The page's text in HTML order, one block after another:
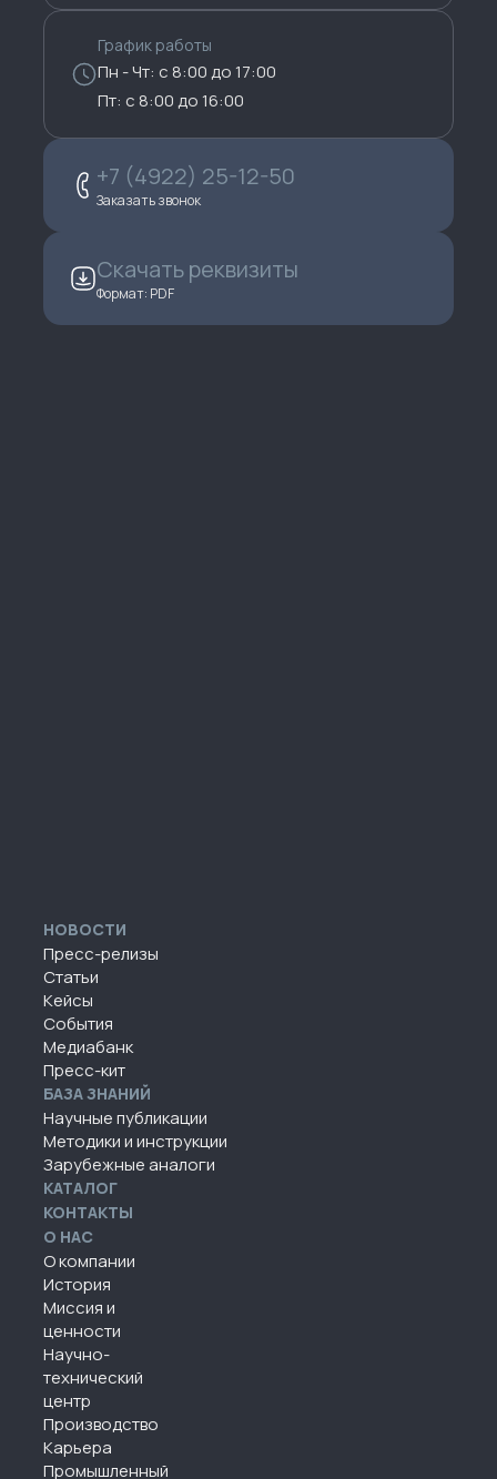
График работы
Пн - Чт: с 8:00 до 17:00
Пт: с 8:00 до 16:00
+7 (4922) 25-12-50
Заказать звонок
Скачать реквизиты
Формат: PDF
НОВОСТИ
Пресс-релизы
Статьи
Кейсы
События
Медиабанк
Пресс-кит
БАЗА ЗНАНИЙ
Научные публикации
Методики и инструкции
Зарубежные аналоги
КАТАЛОГ
КОНТАКТЫ
О НАС
О компании
История
Миссия и
ценности
Научно-
технический
центр
Производство
Карьера
Промышленный